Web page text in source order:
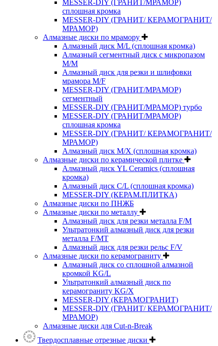
MESSER-DIY (ГРАНИТ/МРАМОР)
сплошная кромка
MESSER-DIY (ГРАНИТ/ КЕРАМОГРАНИТ/
МРАМОР)
Алмазные диски по мрамору
Алмазный диск M/L (сплошная кромка)
Алмазный сегментный диск с микропазом
M/M
Алмазный диск для резки и шлифовки
мрамора M/F
MESSER-DIY (ГРАНИТ/МРАМОР)
сегментный
MESSER-DIY (ГРАНИТ/МРАМОР) турбо
MESSER-DIY (ГРАНИТ/МРАМОР)
сплошная кромка
MESSER-DIY (ГРАНИТ/ КЕРАМОГРАНИТ/
МРАМОР)
Алмазный диск M/X (сплошная кромка)
Алмазные диски по керамической плитке
Алмазный диск YL Ceramics (сплошная
кромка)
Алмазный диск C/L (сплошная кромка)
MESSER-DIY (КЕРАМ.ПЛИТКА)
Алмазные диски по ПНЖБ
Алмазные диски по металлу
Алмазный диск для резки металла F/M
Ультратонкий алмазный диск для резки
металла F/MT
Алмазный диск для резки рельс F/V
Алмазные диски по керамограниту
Алмазный диск со сплошной алмазной
кромкой KG/L
Ультратонкий алмазный диск по
керамограниту KG/X
MESSER-DIY (КЕРАМОГРАНИТ)
MESSER-DIY (ГРАНИТ/ КЕРАМОГРАНИТ/
МРАМОР)
Алмазные диски для Cut-n-Break
Твердосплавные отрезные диски